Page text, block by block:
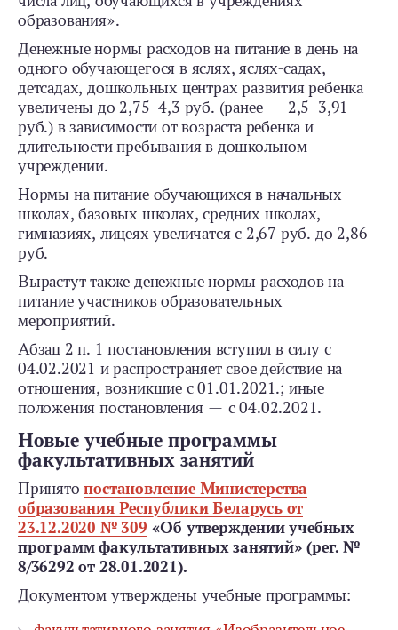
образования».
Денежные нормы расходов на питание в день на
одного обучающегося в яслях, яслях-­садах,
детсадах, дошкольных центрах развития ребенка
увеличены до 2,75–4,3 руб. (ранее — 2,5–3,91
руб.) в зависимости от возраста ребенка и
длительности пребывания в дошкольном
учреждении.
Нормы на питание обучающихся в начальных
школах, базовых школах, средних школах,
гимназиях, лицеях увеличатся с 2,67 руб. до 2,86
руб.
Вырастут также денежные нормы расходов на
питание участников образовательных
мероприятий.
Абзац 2 п. 1 постановления вступил в силу с
04.02.2021 и распространяет свое действие на
отношения, возникшие с 01.01.2021.; иные
положения постановления — с 04.02.2021.
Новые учебные программы
факультативных занятий
Принятопостановление Министерства
образования Республики Беларусь от
23.12.2020 № 309 «Об утверждении учебных
программ факультативных занятий» (рег. №
8/36292 от 28.01.2021).
Документом утверждены учебные программы: